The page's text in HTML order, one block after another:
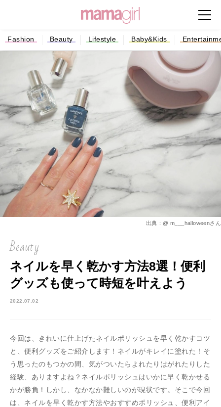
Fashion Beauty Lifestyle Baby&Kids
出典：@ m___halloweenさん
Beauty
ネイルを早く乾かす方法8選！便利
グッズも使って時短を叶えよう
2022.07.02
今回は、きれいに仕上げたネイルポリッシュを早く乾かすコツ
と、便利グッズをご紹介します！ネイルがキレイに塗れた！そ
う思ったのもつかの間、気がついたらよれたりはがれたりした
経験、ありますよね？ネイルポリッシュはいかに早く乾かせる
かが勝負！しかし、なかなか難しいのが現状です。そこで今回
は、ネイルを早く乾かす方法やおすすめポリッシュ、便利アイ